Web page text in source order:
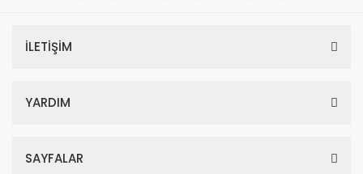
İLETİŞİM
YARDIM
SAYFALAR